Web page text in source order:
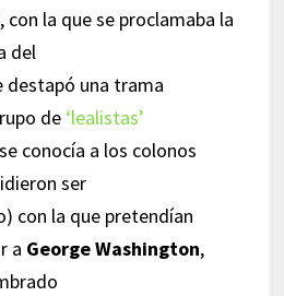
, con la que se proclamaba la
del
destapó una trama
de ‘lealistas’
conocía a los colonos
ser
con la que pretendían
a George Washington,